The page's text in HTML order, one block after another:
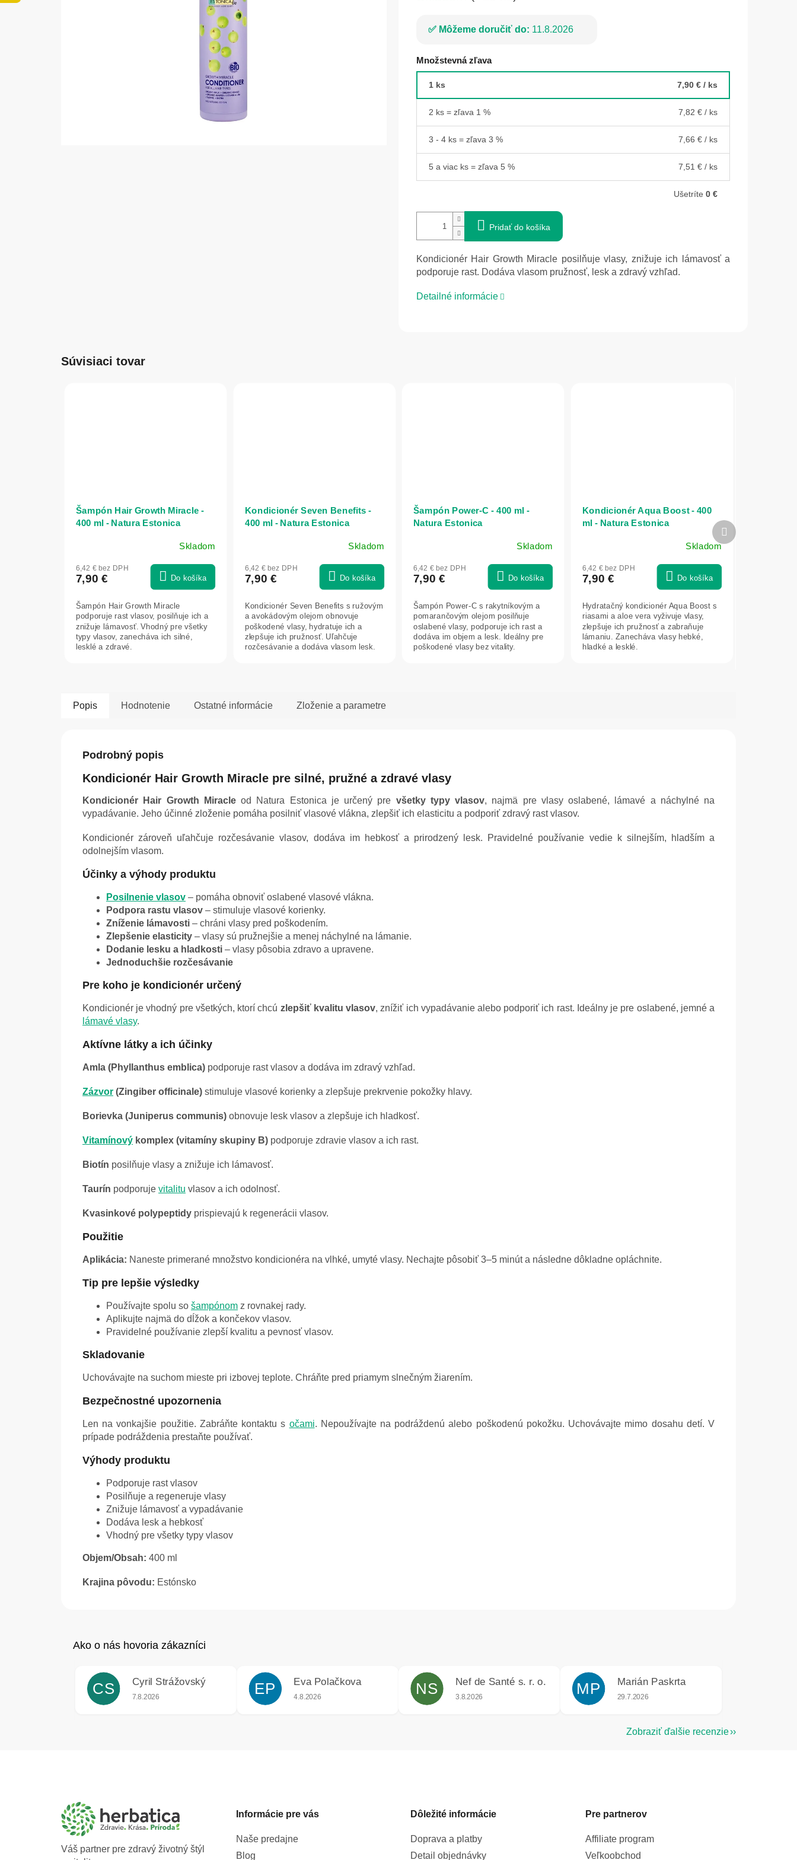
Môžeme doručiť do: 11.8.2026
Množstevná zľava
1 ks 7,90 € / ks
2 ks = zľava 1 % 7,82 € / ks
3 - 4 ks = zľava 3 % 7,66 € / ks
5 a viac ks = zľava 5 % 7,51 € / ks
Ušetríte 0 €
Pridať do košíka
Kondicionér Hair Growth Miracle posilňuje vlasy, znižuje ich lámavosť a
podporuje rast. Dodáva vlasom pružnosť, lesk a zdravý vzhľad.
Detailné informácie
Súvisiaci tovar
Šampón Hair Growth Miracle -
400 ml - Natura Estonica
Skladom
6,42 € bez DPH
7,90 € Do košíka
Šampón Hair Growth Miracle
podporuje rast vlasov, posilňuje ich a
znižuje lámavosť. Vhodný pre všetky
typy vlasov, zanecháva ich silné,
lesklé a zdravé.
Kondicionér Seven Benefits -
400 ml - Natura Estonica
Skladom
6,42 € bez DPH
7,90 € Do košíka
Kondicionér Seven Benefits s ružovým
a avokádovým olejom obnovuje
poškodené vlasy, hydratuje ich a
zlepšuje ich pružnosť. Uľahčuje
rozčesávanie a dodáva vlasom lesk.
Šampón Power-C - 400 ml -
Natura Estonica
Skladom
6,42 € bez DPH
7,90 € Do košíka
Šampón Power-C s rakytníkovým a
pomarančovým olejom posilňuje
oslabené vlasy, podporuje ich rast a
dodáva im objem a lesk. Ideálny pre
poškodené vlasy bez vitality.
Kondicionér Aqua Boost - 400
ml - Natura Estonica
Skladom
6,42 € bez DPH
7,90 € Do košíka
Hydratačný kondicionér Aqua Boost s
riasami a aloe vera vyživuje vlasy,
zlepšuje ich pružnosť a zabraňuje
lámaniu. Zanecháva vlasy hebké,
hladké a lesklé.
Ďalší
produkt
Popis Hodnotenie Ostatné informácie Zloženie a parametre
Podrobný popis
Kondicionér Hair Growth Miracle pre silné, pružné a zdravé vlasy
Kondicionér Hair Growth Miracleod Natura Estonica je určený pre všetky typy vlasov, najmä pre vlasy oslabené, lámavé a náchylné na
vypadávanie. Jeho účinné zloženie pomáha posilniť vlasové vlákna, zlepšiť ich elasticitu a podporiť zdravý rast vlasov.
Kondicionér zároveň uľahčuje rozčesávanie vlasov, dodáva im hebkosť a prirodzený lesk. Pravidelné používanie vedie k silnejším, hladším a
odolnejším vlasom.
Účinky a výhody produktu
Posilnenie vlasov – pomáha obnoviť oslabené vlasové vlákna.
Podpora rastu vlasov – stimuluje vlasové korienky.
Zníženie lámavosti – chráni vlasy pred poškodením.
Zlepšenie elasticity – vlasy sú pružnejšie a menej náchylné na lámanie.
Dodanie lesku a hladkosti – vlasy pôsobia zdravo a upravene.
Jednoduchšie rozčesávanie
Pre koho je kondicionér určený
Kondicionér je vhodný pre všetkých, ktorí chcú zlepšiť kvalitu vlasov, znížiť ich vypadávanie alebo podporiť ich rast. Ideálny je pre oslabené, jemné a
lámavé vlasy.
Aktívne látky a ich účinky
Amla (Phyllanthus emblica) podporuje rast vlasov a dodáva im zdravý vzhľad.
Zázvor (Zingiber officinale) stimuluje vlasové korienky a zlepšuje prekrvenie pokožky hlavy.
Borievka (Juniperus communis) obnovuje lesk vlasov a zlepšuje ich hladkosť.
Vitamínový komplex (vitamíny skupiny B) podporuje zdravie vlasov a ich rast.
Biotín posilňuje vlasy a znižuje ich lámavosť.
Taurín podporuje vitalitu vlasov a ich odolnosť.
Kvasinkové polypeptidy prispievajú k regenerácii vlasov.
Použitie
Aplikácia: Naneste primerané množstvo kondicionéra na vlhké, umyté vlasy. Nechajte pôsobiť 3–5 minút a následne dôkladne opláchnite.
Tip pre lepšie výsledky
Používajte spolu so šampónom z rovnakej rady.
Aplikujte najmä do dĺžok a končekov vlasov.
Pravidelné používanie zlepší kvalitu a pevnosť vlasov.
Skladovanie
Uchovávajte na suchom mieste pri izbovej teplote. Chráňte pred priamym slnečným žiarením.
Bezpečnostné upozornenia
Len na vonkajšie použitie. Zabráňte kontaktu s očami. Nepoužívajte na podráždenú alebo poškodenú pokožku. Uchovávajte mimo dosahu detí. V
prípade podráždenia prestaňte používať.
Výhody produktu
Podporuje rast vlasov
Posilňuje a regeneruje vlasy
Znižuje lámavosť a vypadávanie
Dodáva lesk a hebkosť
Vhodný pre všetky typy vlasov
Objem/Obsah: 400 ml
Krajina pôvodu: Estónsko
CS Cyril Strážovský
Hodnotenie obchodu je 5 z 5 hviezdičiek.
7.8.2026 EP Eva Polačkova
Hodnotenie obchodu je 5 z 5 hviezdičiek.
4.8.2026 NS Nef de Santé s. r. o.
Hodnotenie obchodu je 5 z 5 hviezdičiek.
3.8.2026 MP Marián Paskrta
Hodnotenie obchodu je 5 z 5 hviezdičiek.
29.7.2026
Zobraziť ďalšie recenzie
Váš partner pre zdravý životný štýl
Informácie pre vás
Naše predajne
Blog
Dôležité informácie
Doprava a platby
Detail objednávky
Pre partnerov
Affiliate program
Veľkoobchod